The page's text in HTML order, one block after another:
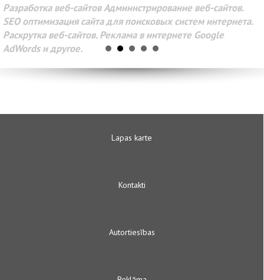
Разработка веб-сайтов Администрирование веб-сайтов.
SEO оптимизация сайта для поисковых систем интернета.
Раскрутка веб-сайтов. Реклама в интернете Google
AdWords и другое.
Lapas karte
Kontakti
Autortiesības